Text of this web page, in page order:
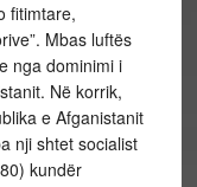
fitimtare,
Mbas luftës
nga dominimi i
Në korrik,
e Afganistanit
nji shtet socialist
kundër